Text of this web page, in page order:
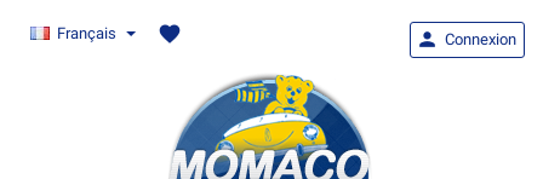
Français favorite  Connexion